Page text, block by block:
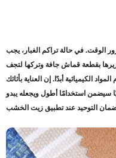
الوقت. في حالة تراكم الغبار، يجب
بقطعة قماش جافة وتركها لتجف
الكيميائية أبدًا. إن العناية بأثاثك
سيضمن استخدامًا أطول ويجعله يبدو
التوحيد عند تطبيق زيت الخشب